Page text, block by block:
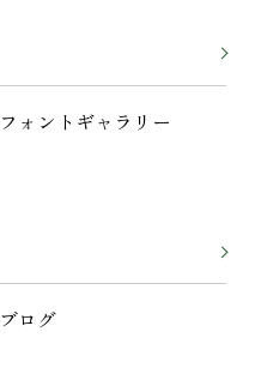
フォントギャラリー
ブログ